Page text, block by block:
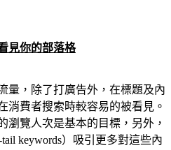
見你的部落格
量，除了打廣告外，在標題及內
消費者搜索時較容易的被看見。
瀏覽人次是基本的目標，另外，
keywords）吸引更多對這些內